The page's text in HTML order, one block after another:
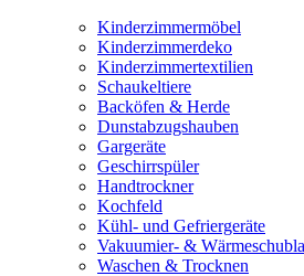
Kinderzimmermöbel
Kinderzimmerdeko
Kinderzimmertextilien
Schaukeltiere
Backöfen & Herde
Dunstabzugshauben
Gargeräte
Geschirrspüler
Handtrockner
Kochfeld
Kühl- und Gefriergeräte
Vakuumier- &
Waschen & Trocknen